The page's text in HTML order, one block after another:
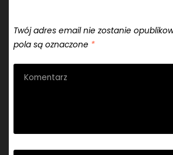
Twój adres email nie zostanie
pola są oznaczone *